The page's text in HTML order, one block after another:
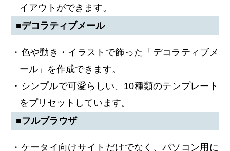
イアウトができます。
■デコラティブメール
・色や動き・イラストで飾った「デコラティブメ
ール」を作成できます。
・シンプルで可愛らしい、10種類のテンプレート
をプリセットしています。
■フルブラウザ
・ケータイ向けサイトだけでなく、パソコン用に